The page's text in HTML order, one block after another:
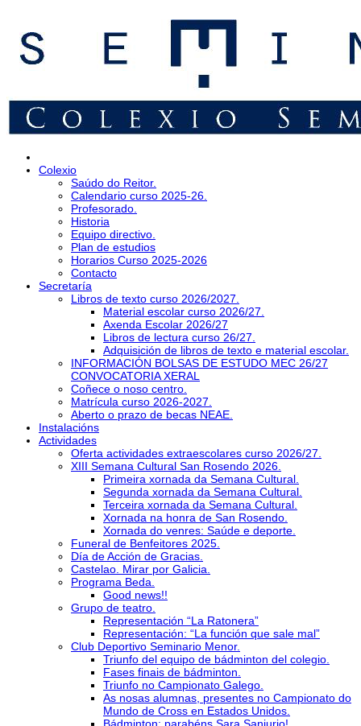
Colexio
Saúdo do Reitor.
Calendario curso 2025-26.
Profesorado.
Historia
Equipo directivo.
Plan de estudios
Horarios Curso 2025-2026
Contacto
Secretaría
Libros de texto curso 2026/2027.
Material escolar curso 2026/27.
Axenda Escolar 2026/27
Libros de lectura curso 26/27.
Adquisición de libros de texto e material escolar.
INFORMACIÓN BOLSAS DE ESTUDO MEC 26/27
CONVOCATORIA XERAL
Coñece o noso centro.
Matrícula curso 2026-2027.
Aberto o prazo de becas NEAE.
Instalacións
Actividades
Oferta actividades extraescolares curso 2026/27.
XIII Semana Cultural San Rosendo 2026.
Primeira xornada da Semana Cultural.
Segunda xornada da Semana Cultural.
Terceira xornada da Semana Cultural.
Xornada na honra de San Rosendo.
Xornada do venres: Saúde e deporte.
Funeral de Benfeitores 2025.
Día de Acción de Gracias.
Castelao. Mirar por Galicia.
Programa Beda.
Good news!!
Grupo de teatro.
Representación “La Ratonera”
Representación: “La función que sale mal”
Club Deportivo Seminario Menor.
Triunfo del equipo de bádminton del colegio.
Fases finais de bádminton.
Triunfo no Campionato Galego.
As nosas alumnas, presentes no Campionato do
Mundo de Cross en Estados Unidos.